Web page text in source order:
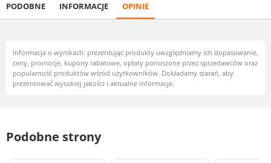
PODOBNE INFORMACJE OPINIE
Informacja o wynikach: prezentując produkty uwzględniamy ich dopasowanie,
ceny, promocje, kupony rabatowe, opłaty ponoszone przez sprzedawców oraz
popularność produktów wśród użytkowników. Dokładamy starań, aby
prezentować wysokiej jakości i aktualne informacje.
Podobne strony